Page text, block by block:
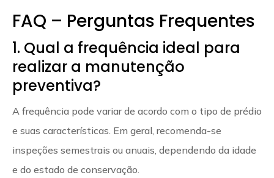
FAQ – Perguntas Frequentes
1. Qual a frequência ideal para
realizar a manutenção
preventiva?
A frequência pode variar de acordo com o tipo de prédio
e suas características. Em geral, recomenda-se
inspeções semestrais ou anuais, dependendo da idade
e do estado de conservação.